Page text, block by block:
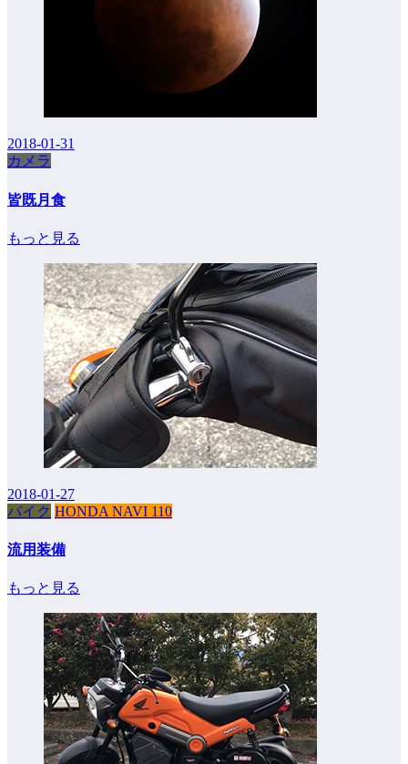
2018-01-31
カメラ
皆既月食
もっと見る
2018-01-27
バイク HONDA NAVI 110
流用装備
もっと見る